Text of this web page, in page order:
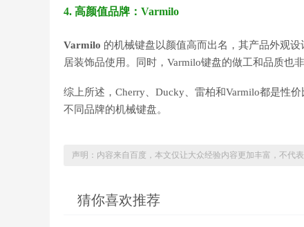
4. 高颜值品牌：Varmilo
Varmilo 的机械键盘以颜值高而出名，其产品外观
居装饰品使用。同时，Varmilo键盘的做工和品质也
综上所述，Cherry、Ducky、雷柏和Varmilo都是性
不同品牌的机械键盘。
声明：内容来自百度，本文仅让大众经验内容更加丰富，不代
猜你喜欢推荐